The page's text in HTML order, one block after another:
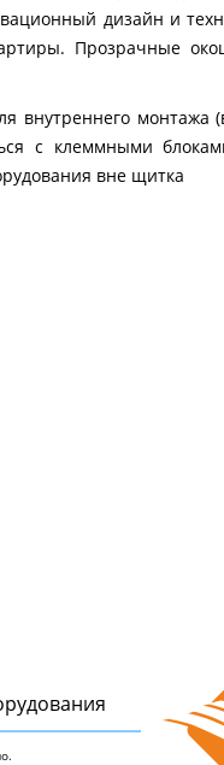
дизайн и
Прозрачные
внутреннего
с клеммными
вне щитка